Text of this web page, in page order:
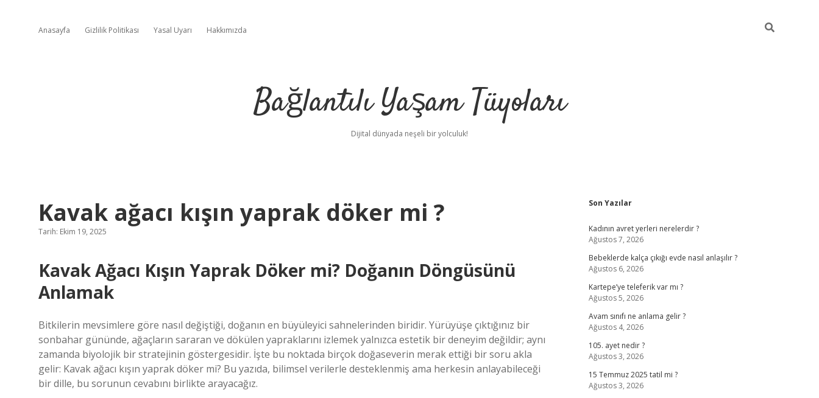
Anasayfa Gizlilik Politikası Yasal Uyarı Hakkımızda
Bağlantılı Yaşam Tüyoları
Dijital dünyada neşeli bir yolculuk!
Kavak ağacı kışın yaprak döker mi ?
Tarih: Ekim 19, 2025
Kavak Ağacı Kışın Yaprak Döker mi? Doğanın Döngüsünü
Anlamak
Bitkilerin mevsimlere göre nasıl değiştiği, doğanın en büyüleyici sahnelerinden biridir. Yürüyüşe çıktığınız bir
sonbahar gününde, ağaçların sararan ve dökülen yapraklarını izlemek yalnızca estetik bir deneyim değildir; aynı
zamanda biyolojik bir stratejinin göstergesidir. İşte bu noktada birçok doğaseverin merak ettiği bir soru akla
gelir: Kavak ağacı kışın yaprak döker mi? Bu yazıda, bilimsel verilerle desteklenmiş ama herkesin anlayabileceği
bir dille, bu sorunun cevabını birlikte arayacağız.
Sidebar
Son Yazılar
Kadının avret yerleri nerelerdir ?
Ağustos 7, 2026
Bebeklerde kalça çıkığı evde nasıl anlaşılır ?
Ağustos 6, 2026
Kartepe’ye teleferik var mı ?
Ağustos 5, 2026
Avam sınıfı ne anlama gelir ?
Ağustos 4, 2026
105. ayet nedir ?
Ağustos 3, 2026
15 Temmuz 2025 tatil mi ?
Ağustos 3, 2026